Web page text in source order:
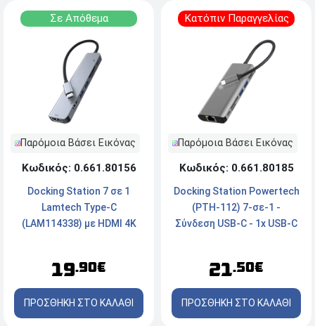
Σε Απόθεμα
Παρόμοια Βάσει Εικόνας
Κωδικός: 0.661.80156
Docking Station 7 σε 1
Lamtech Type-C
(LAM114338) με HDMI 4K
19.90€
ΠΡΟΣΘΗΚΗ ΣΤΟ ΚΑΛΑΘΙ
Κατόπιν Παραγγελίας
Παρόμοια Βάσει Εικόνας
Κωδικός: 0.661.80185
Docking Station Powertech
(PTH-112) 7-σε-1 -
Σύνδεση USB-C - 1x USB-C
- Γκρι
21.50€
ΠΡΟΣΘΗΚΗ ΣΤΟ ΚΑΛΑΘΙ